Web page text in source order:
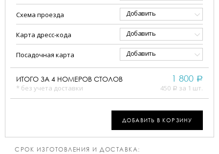
Схема проезда Добавить
Карта дресс-кода Добавить
Посадочная карта Добавить
ИТОГО ЗА 4 НОМЕРОВ СТОЛОВ
* без учета доставки
1 800 a
450 a за 1 шт.
ДОБАВИТЬ В КОРЗИНУ
СРОК ИЗГОТОВЛЕНИЯ И ДОСТАВКА: